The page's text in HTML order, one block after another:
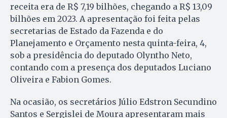
receita era de R$ 7,19 bilhões, chegando a R$ 13,09
bilhões em 2023. A apresentação foi feita pelas
secretarias de Estado da Fazenda e do
Planejamento e Orçamento nesta quinta-feira, 4,
sob a presidência do deputado Olyntho Neto,
contando com a presença dos deputados Luciano
Oliveira e Fabion Gomes.
Na ocasião, os secretários Júlio Edstron Secundino
Santos e Sergislei de Moura apresentaram mais